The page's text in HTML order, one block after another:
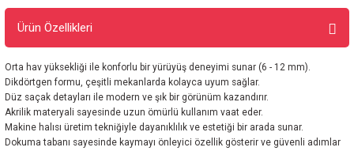
Ürün Özellikleri
Orta hav yüksekliği ile konforlu bir yürüyüş deneyimi sunar (6 - 12 mm).
Dikdörtgen formu, çeşitli mekanlarda kolayca uyum sağlar.
Düz saçak detayları ile modern ve şık bir görünüm kazandırır.
Akrilik materyali sayesinde uzun ömürlü kullanım vaat eder.
Makine halısı üretim tekniğiyle dayanıklılık ve estetiği bir arada sunar.
Dokuma tabanı sayesinde kaymayı önleyici özellik gösterir ve güvenli adımlar